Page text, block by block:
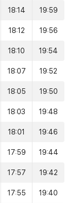
18:14 19:59
18:12 19:56
18:10 19:54
18:07 19:52
18:05 19:50
18:03 19:48
18:01 19:46
17:59 19:44
17:57 19:42
17:55 19:40